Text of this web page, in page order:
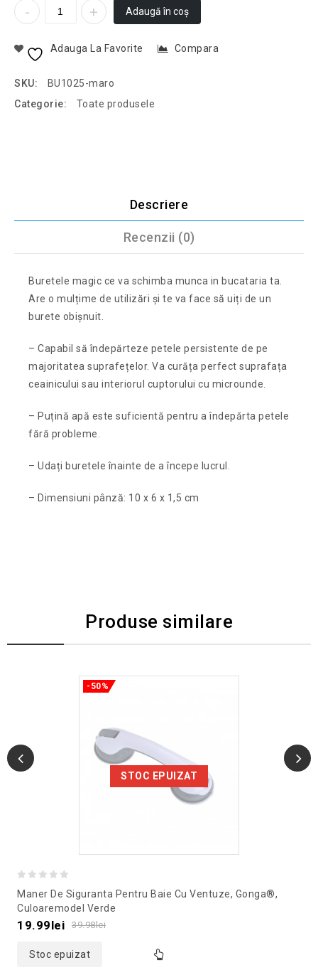
Adaugă în coș
Adauga La Favorite Compara
SKU:
BU1025-maro
Categorie:
Toate produsele
Descriere
Recenzii (0)
Buretele magic ce va schimba munca in bucataria ta.
Are o mulțime de utilizări și te va face să uiți de un
burete obișnuit.
– Capabil să îndepărteze petele persistente de pe
majoritatea suprafețelor. Va curăța perfect suprafața
ceainicului sau interiorul cuptorului cu microunde.
– Puțină apă este suficientă pentru a îndepărta petele
fără probleme.
– Udați buretele înainte de a începe lucrul.
– Dimensiuni pânză: 10 x 6 x 1,5 cm
Produse similare
STOC EPUIZAT
-50%
out
of
Maner De Siguranta Pentru Baie Cu Ventuze, Gonga®,
Culoaremodel Verde
39.98lei
19.99lei
Stoc epuizat